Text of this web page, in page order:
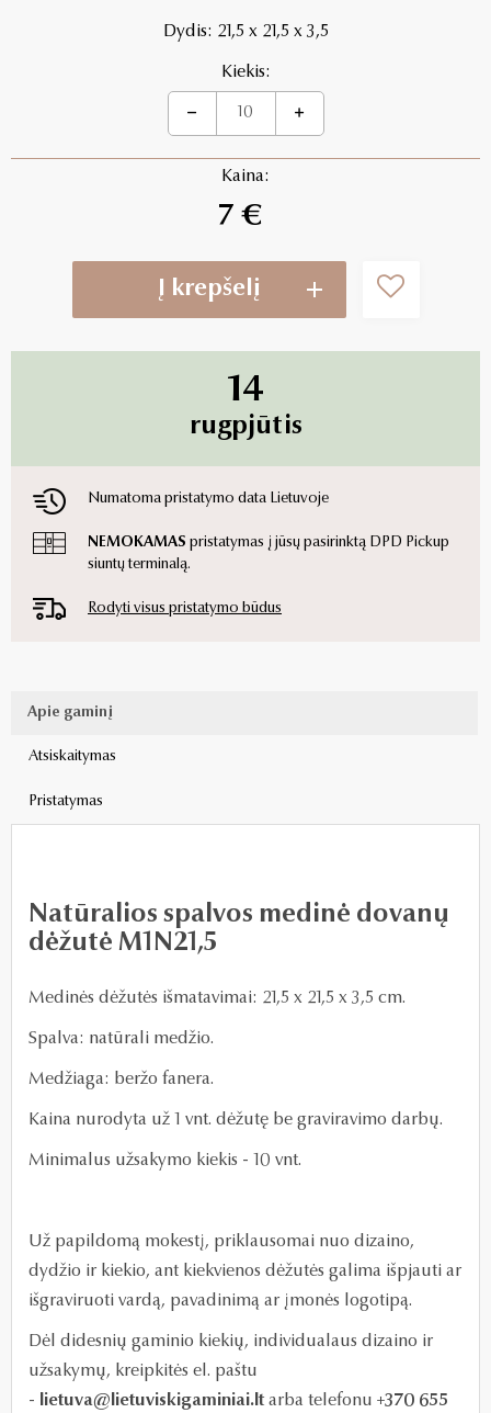
Dydis: 21,5 x 21,5 x 3,5
Kiekis:
Kaina:
7 €
Į krepšelį
14
rugpjūtis
Numatoma pristatymo data Lietuvoje
NEMOKAMAS pristatymas į jūsų pasirinktą DPD Pickup
siuntų terminalą.
Rodyti visus pristatymo būdus
Apie gaminį
Atsiskaitymas
Pristatymas
Natūralios spalvos medinė dovanų
dėžutė M1N21,5
Medinės dėžutės išmatavimai: 21,5 x 21,5 x 3,5 cm.
Spalva: natūrali medžio.
Medžiaga: beržo fanera.
Kaina nurodyta už 1 vnt. dėžutę be graviravimo darbų.
Minimalus užsakymo kiekis - 10 vnt.
Už papildomą mokestį, priklausomai nuo dizaino,
dydžio ir kiekio, ant kiekvienos dėžutės galima išpjauti ar
išgraviruoti vardą, pavadinimą ar įmonės logotipą.
Dėl didesnių gaminio kiekių, individualaus dizaino ir
užsakymų, kreipkitės el. paštu
- lietuva@lietuviskigaminiai.lt arba telefonu +370 655